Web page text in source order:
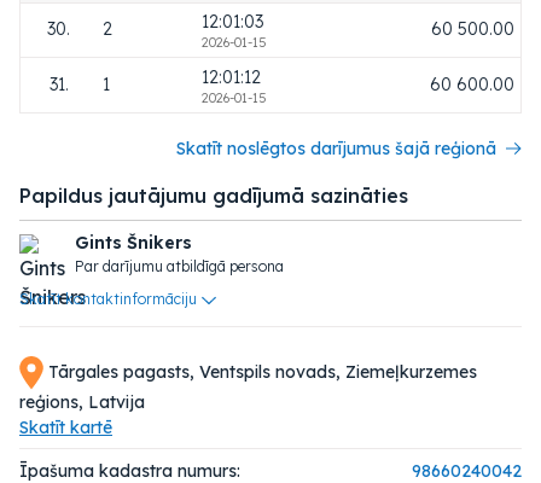
Tārgales pagasts, Ventspils novads, Ziemeļkurzemes
reģions, Latvija
Skatīt kartē
Īpašuma kadastra numurs:
98660240042
30. 2 12:01:03
2026-01-15
60 500.00
31. 1 12:01:12
2026-01-15
60 600.00
Skatīt noslēgtos darījumus šajā reģionā
Papildus jautājumu gadījumā sazināties
Gints Šnikers
Par darījumu atbildīgā persona
Skatīt kontaktinformāciju